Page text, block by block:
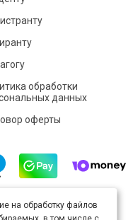
обработки
данных
оферты
полицензии Creative
на обработку файлов